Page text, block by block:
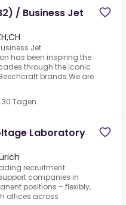
/ Business Jet
Jet
has been inspiring the
through the iconic
brands.We are
30 Tagen
Laboratory
recruitment
companies in
positions – flexibly,
offices across